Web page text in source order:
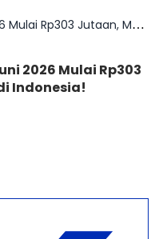
Harga Toyota Veloz Hybrid Juni 2026 Mulai Rp303 Jutaan, MPV Hybrid Terlaris di Indonesia!
2026 Mulai Rp303
Indonesia!